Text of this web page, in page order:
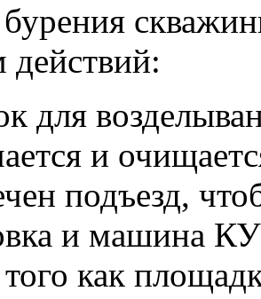
действий:
для
и
подъезд,
и машина
как